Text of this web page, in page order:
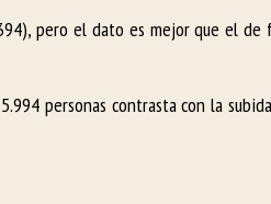
pero el dato es mejor que el de
personas contrasta con la